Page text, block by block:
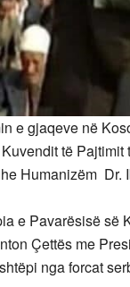
e gjaqeve në
të Pajtimit
Humanizëm Dr.
e Pavarësisë së
Çettës me
nga forcat